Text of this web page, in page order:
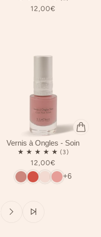
12,00€
Vernis à Ongles - Soin
12,00€
+6